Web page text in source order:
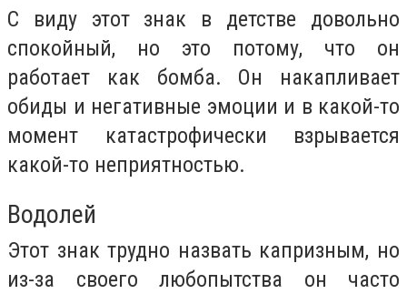
С виду этот знак в детстве довольно
спокойный, но это потому, что он
работает как бомба. Он накапливает
обиды и негативные эмоции и в какой-то
момент катастрофически взрывается
какой-то неприятностью.
Водолей
Этот знак трудно назвать капризным, но
из-за своего любопытства он часто